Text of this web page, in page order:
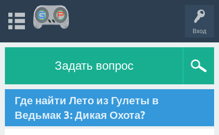
Вход
Задать вопрос
Где найти Лето из Гулеты в
Ведьмак 3: Дикая Охота?